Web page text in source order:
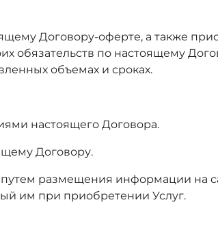
Договору-оферте, а также
обязательств по настоящему
объемах и сроках.
настоящего Договора.
Договору.
размещения информации на
им при приобретении Услуг.